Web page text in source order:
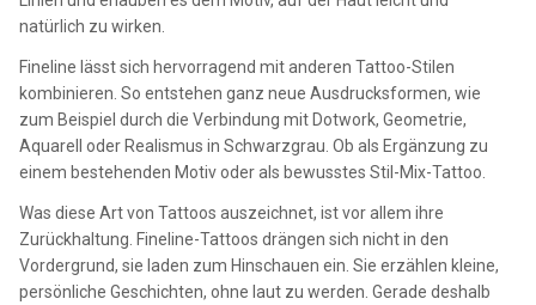
natürlich zu wirken.
Fineline lässt sich hervorragend mit anderen Tattoo-Stilen
kombinieren. So entstehen ganz neue Ausdrucksformen, wie
zum Beispiel durch die Verbindung mit Dotwork, Geometrie,
Aquarell oder Realismus in Schwarzgrau. Ob als Ergänzung zu
einem bestehenden Motiv oder als bewusstes Stil-Mix-Tattoo.
Was diese Art von Tattoos auszeichnet, ist vor allem ihre
Zurückhaltung. Fineline-Tattoos drängen sich nicht in den
Vordergrund, sie laden zum Hinschauen ein. Sie erzählen kleine,
persönliche Geschichten, ohne laut zu werden. Gerade deshalb